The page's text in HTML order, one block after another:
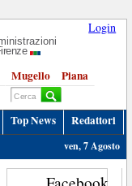
Login
Mugello
Piana
Top News
Redattori
ven, 7 Agosto